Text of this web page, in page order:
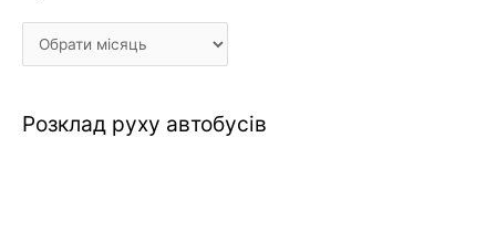
Розклад руху автобусів